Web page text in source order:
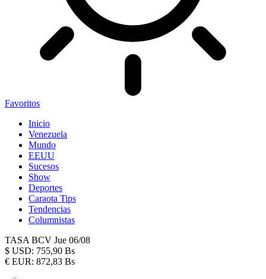
Favoritos
Inicio
Venezuela
Mundo
EEUU
Sucesos
Show
Deportes
Caraota Tips
Tendencias
Columnistas
TASA BCV Jue 06/08
$ USD: 755,90 Bs
€ EUR: 872,83 Bs